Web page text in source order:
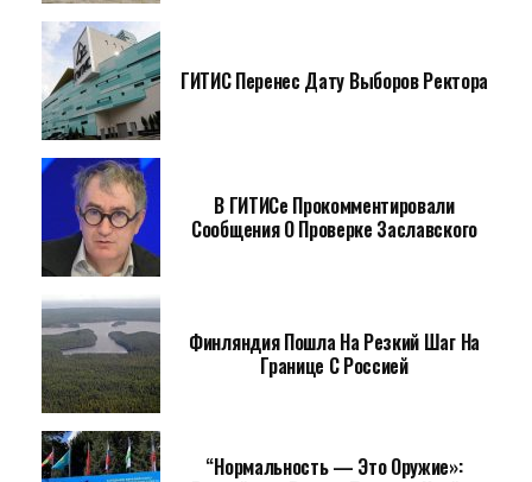
ГИТИС Перенес Дату Выборов Ректора
В ГИТИСе Прокомментировали
Сообщения О Проверке Заславского
Финляндия Пошла На Резкий Шаг На
Границе С Россией
“Нормальность — Это Оружие»: